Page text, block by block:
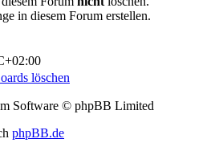
in diesem Forum erstellen.
löschen
Software © phpBB Limited
phpBB.de